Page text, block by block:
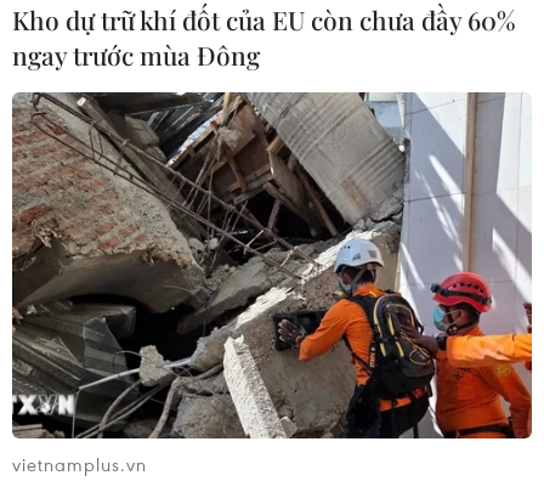
Kho dự trữ khí đốt của EU còn chưa đầy 60%
ngay trước mùa Đông
vietnamplus.vn